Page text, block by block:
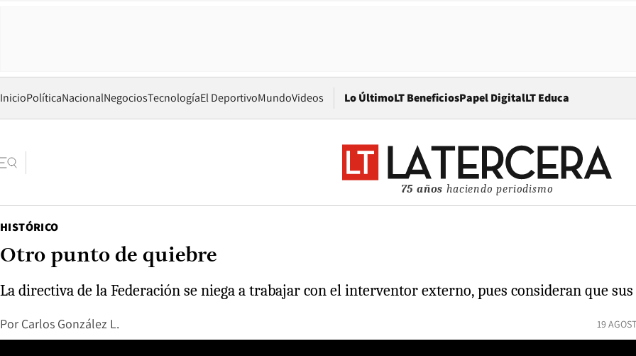
InicioPolíticaNacionalNegociosTecnologíaEl DeportivoMundoVideos Lo ÚltimoLT BeneficiosPapel DigitalOpens in new window
LT Educa
75 años haciendo periodismo
HISTÓRICO
Otro punto de quiebre
La directiva de la Federación se niega a trabajar con el interventor externo, pues consideran que
Por Carlos González L. 19